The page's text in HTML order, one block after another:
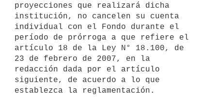
proyecciones que realizará dicha
institución, no cancelen su cuenta
individual con el Fondo durante el
período de prórroga a que refiere el
artículo 18 de la Ley N° 18.100, de
23 de febrero de 2007, en la
redacción dada por el artículo
siguiente, de acuerdo a lo que